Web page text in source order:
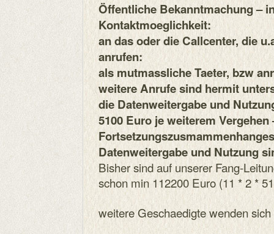
Öffentliche Bekanntmachung –
Kontaktmoeglichkeit:
an das oder die Callcenter, die
anrufen:
als mutmassliche Taeter, bzw
weitere Anrufe sind hermit
die Datenweitergabe und
5100 Euro je weiterem
Datenweitergabe und Nutzung
Bisher sind auf unserer Fang-
schon min 112200 Euro (11 * 2 *
weitere Geschaedigte wenden